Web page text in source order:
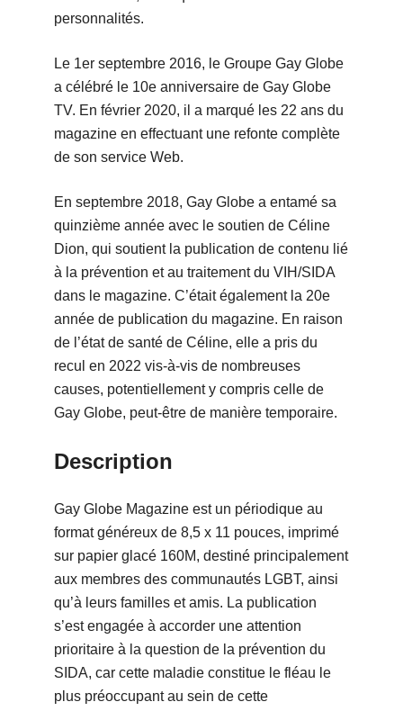
personnalités.
Le 1er septembre 2016, le Groupe Gay Globe
a célébré le 10e anniversaire de Gay Globe
TV. En février 2020, il a marqué les 22 ans du
magazine en effectuant une refonte complète
de son service Web.
En septembre 2018, Gay Globe a entamé sa
quinzième année avec le soutien de Céline
Dion, qui soutient la publication de contenu lié
à la prévention et au traitement du VIH/SIDA
dans le magazine. C’était également la 20e
année de publication du magazine. En raison
de l’état de santé de Céline, elle a pris du
recul en 2022 vis-à-vis de nombreuses
causes, potentiellement y compris celle de
Gay Globe, peut-être de manière temporaire.
Description
Gay Globe Magazine est un périodique au
format généreux de 8,5 x 11 pouces, imprimé
sur papier glacé 160M, destiné principalement
aux membres des communautés LGBT, ainsi
qu’à leurs familles et amis. La publication
s’est engagée à accorder une attention
prioritaire à la question de la prévention du
SIDA, car cette maladie constitue le fléau le
plus préoccupant au sein de cette